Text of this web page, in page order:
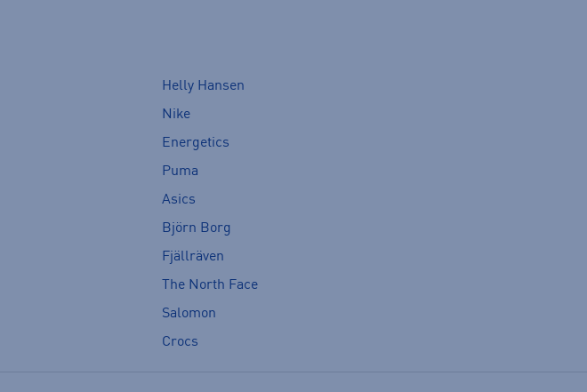
Helly Hansen
Nike
Energetics
Puma
Asics
Björn Borg
Fjällräven
The North Face
Salomon
Crocs